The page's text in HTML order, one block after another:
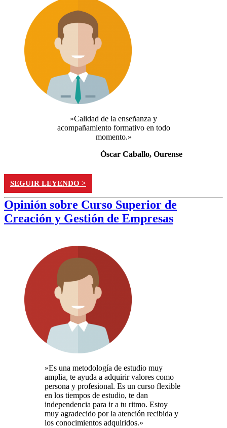
»Calidad de la enseñanza y
acompañamiento formativo en todo
momento.»
Óscar Caballo, Ourense
SEGUIR LEYENDO >
Opinión sobre Curso Superior de
Creación y Gestión de Empresas
»Es una metodología de estudio muy
amplia, te ayuda a adquirir valores como
persona y profesional. Es un curso flexible
en los tiempos de estudio, te dan
independencia para ir a tu ritmo. Estoy
muy agradecido por la atención recibida y
los conocimientos adquiridos.»